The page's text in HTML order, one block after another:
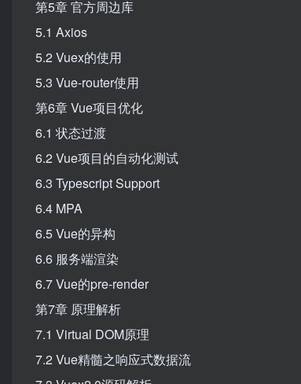
第5章 官方周边库
5.1 Axios
5.2 Vuex的使用
5.3 Vue-router使用
第6章 Vue项目优化
6.1 状态过渡
6.2 Vue项目的自动化测试
6.3 Typescript Support
6.4 MPA
6.5 Vue的异构
6.6 服务端渲染
6.7 Vue的pre-render
第7章 原理解析
7.1 Virtual DOM原理
7.2 Vue精髓之响应式数据流